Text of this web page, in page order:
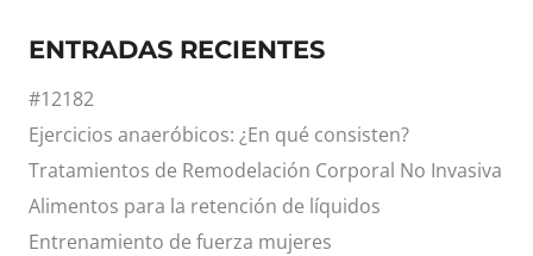
ENTRADAS RECIENTES
#12182
Ejercicios anaeróbicos: ¿En qué consisten?
Tratamientos de Remodelación Corporal No Invasiva
Alimentos para la retención de líquidos
Entrenamiento de fuerza mujeres